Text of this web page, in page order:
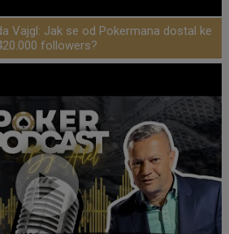
Vajgl: Jak se od Pokermana dostal ke
followers?